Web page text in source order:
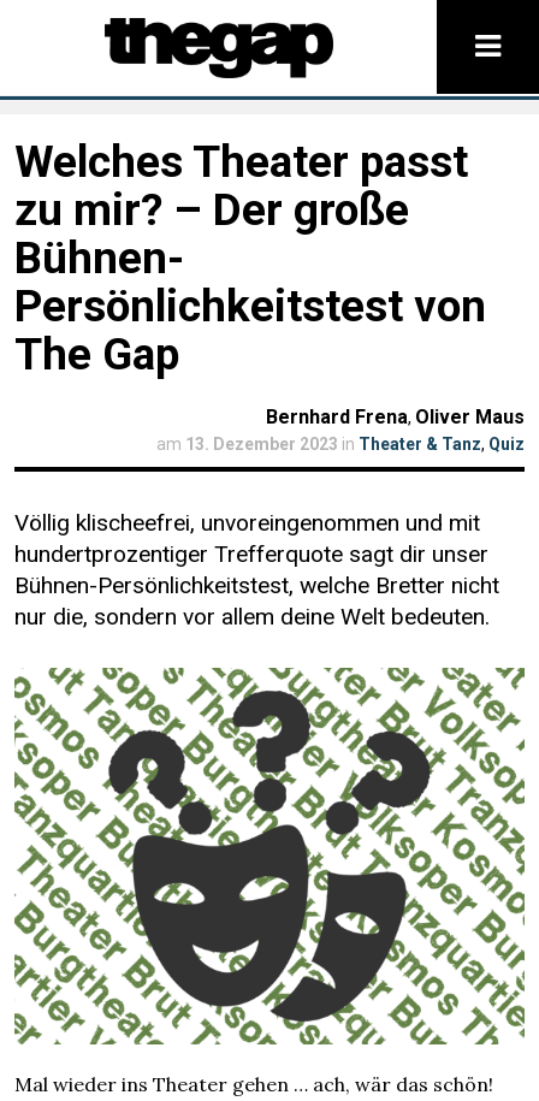
Welches Theater passt
zu mir? – Der große
Bühnen-
Persönlichkeitstest von
The Gap
Bernhard Frena, Oliver Maus
am 13. Dezember 2023 in Theater & Tanz, Quiz
Völlig klischeefrei, unvoreingenommen und mit
hundertprozentiger Trefferquote sagt dir unser
Bühnen-Persönlichkeitstest, welche Bretter nicht
nur die, sondern vor allem deine Welt bedeuten.
Mal wieder ins Theater gehen … ach, wär das schön!